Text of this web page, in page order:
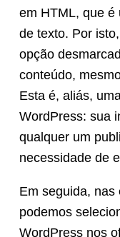
em HTML, que é
de texto. Por
opção
conteúdo,
Esta é, aliás,
WordPress: sua
qualquer um
necessidade de
Em seguida, nas
podemos
WordPress nos